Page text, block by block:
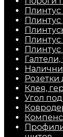
Плинтус
Плинтус
Плинтус
Розетки
Клея,
Угол